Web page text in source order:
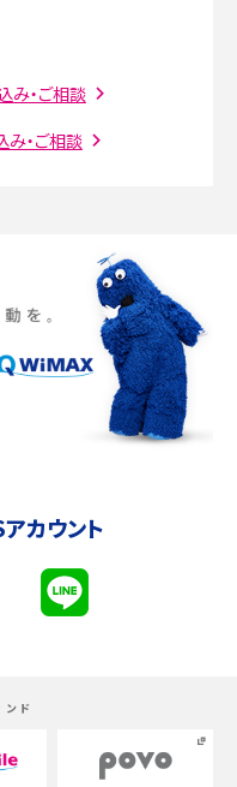
レる？バレるケースや撮り方も解
時の対処法を解説
イズやスペックを比較して解説
機能の違いをわかりやすく紹介
ズ・カメラ性能の違いを徹底解説
ク・機能を徹底比較
端末を選ぶ時の注意点を解説！
る対処法や見直すポイントを解
・ご相談
・ご相談
カウント
ド